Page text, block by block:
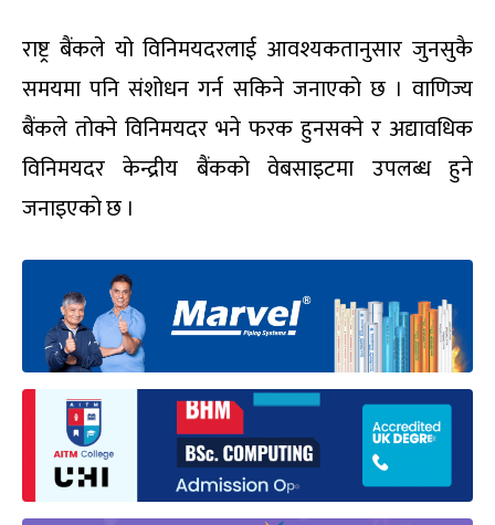
राष्ट्र बैंकले यो विनिमयदरलाई आवश्यकतानुसार जुनसुकै
समयमा पनि संशोधन गर्न सकिने जनाएको छ । वाणिज्य
बैंकले तोक्ने विनिमयदर भने फरक हुनसक्ने र अद्यावधिक
विनिमयदर केन्द्रीय बैंकको वेबसाइटमा उपलब्ध हुने
जनाइएको छ ।